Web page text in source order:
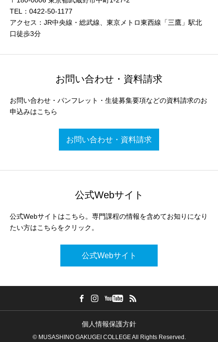
TEL：0422-50-1177
アクセス：JR中央線・総武線、東京メトロ東西線「三鷹」駅北
口徒歩3分
お問い合わせ・資料請求
お問い合わせ・パンフレット・生徒募集要項などの資料請求のお
申込みはこちら
お問い合わせ・資料請求
公式Webサイト
公式Webサイトはこちら。専門課程の情報を含めてお知りになり
たい方はこちらをクリック。
公式Webサイト
個人情報保護方針
© MUSASHINO GAKUGEI COLLEGE All Rights Reserved.